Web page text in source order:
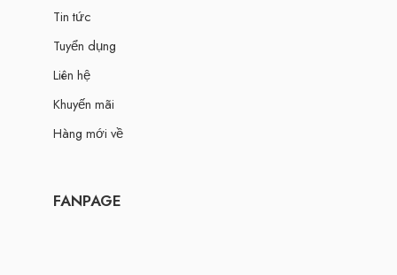
Tin tức
Tuyển dụng
Liên hệ
Khuyến mãi
Hàng mới về
FANPAGE